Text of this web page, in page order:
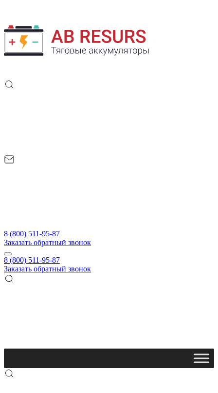
8 (800) 511-95-87
Заказать обратный звонок
8 (800) 511-95-87
Заказать обратный звонок